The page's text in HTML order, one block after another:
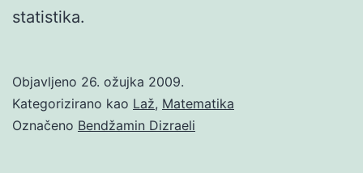
statistika.
Objavljeno 26. ožujka 2009.
Kategorizirano kao Laž, Matematika
Označeno Bendžamin Dizraeli